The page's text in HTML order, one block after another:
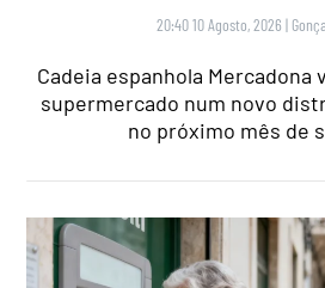
20:40 10 Agosto, 2026 |
Cadeia espanhola
supermercado num novo
no próximo mês de